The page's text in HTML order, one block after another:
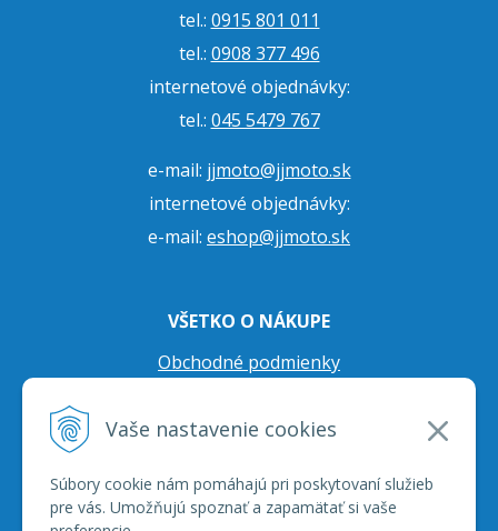
Vaše nastavenie cookies
Súbory cookie nám pomáhajú pri poskytovaní služieb
pre vás. Umožňujú spoznať a zapamätať si vaše
tel.: 0915 801 011
tel.: 0908 377 496
internetové objednávky:
tel.: 045 5479 767
e-mail: jjmoto@jjmoto.sk
internetové objednávky:
e-mail: eshop@jjmoto.sk
VŠETKO O NÁKUPE
Obchodné podmienky
Prepravné podmienky